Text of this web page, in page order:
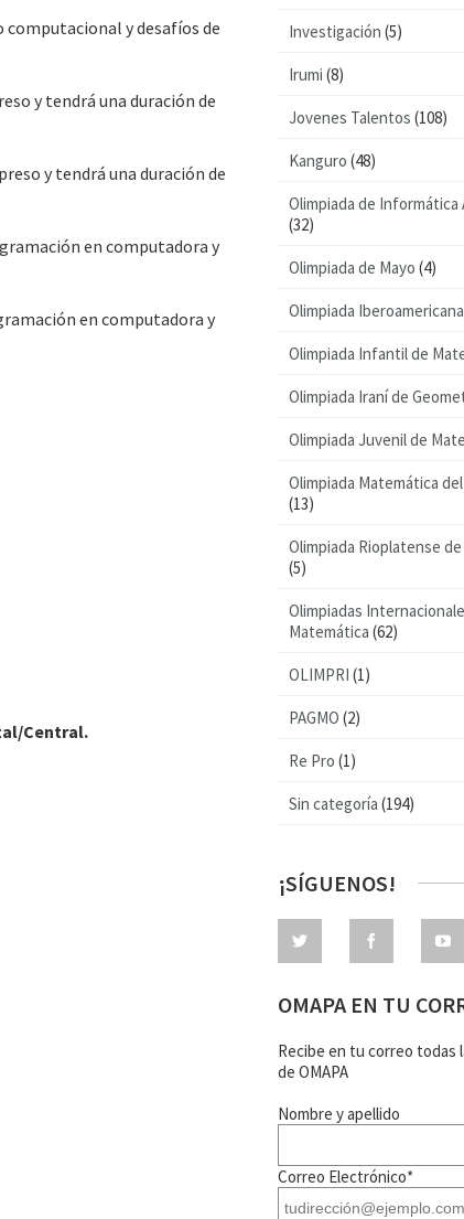
computacional y desafíos de
y tendrá una duración de
y tendrá una duración de
en computadora y
en computadora y
Central.
Investigación (5)
Irumi (8)
Jovenes Talentos (108)
Kanguro (48)
Olimpiada de Informática
(32)
Olimpiada de Mayo (4)
Olimpiada Iberoamericana
Olimpiada Infantil de
Olimpiada Iraní de
Olimpiada Juvenil de
Olimpiada Matemática
(13)
Olimpiada Rioplatense
(5)
Olimpiadas
Matemática (62)
OLIMPRI (1)
PAGMO (2)
Re Pro (1)
Sin categoría (194)
¡SÍGUENOS!
OMAPA EN TU
Recibe en tu correo todas
de OMAPA
Nombre y apellido
Correo Electrónico*